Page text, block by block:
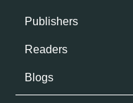
Publishers
Readers
Blogs